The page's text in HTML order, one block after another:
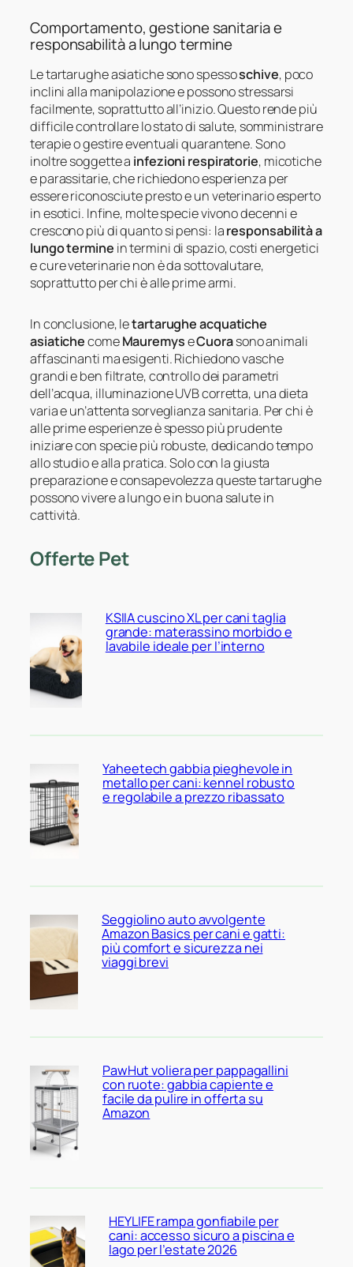
Comportamento, gestione sanitaria e
responsabilità a lungo termine
Le tartarughe asiatiche sono spessoschive, poco
inclini alla manipolazione e possono stressarsi
facilmente, soprattutto all’inizio. Questo rende più
difficile controllare lo stato di salute, somministrare
terapie o gestire eventuali quarantene. Sono
inoltre soggette a infezioni respiratorie, micotiche
e parassitarie, che richiedono esperienza per
essere riconosciute presto e un veterinario esperto
in esotici. Infine, molte specie vivono decenni e
crescono più di quanto si pensi: laresponsabilità a
lungo termine in termini di spazio, costi energetici
e cure veterinarie non è da sottovalutare,
soprattutto per chi è alle prime armi.
In conclusione, letartarughe acquatiche
asiatichecomeMauremyseCuorasono animali
affascinanti ma esigenti. Richiedono vasche
grandi e ben filtrate, controllo dei parametri
dell’acqua, illuminazione UVB corretta, una dieta
varia e un’attenta sorveglianza sanitaria. Per chi è
alle prime esperienze è spesso più prudente
iniziare con specie più robuste, dedicando tempo
allo studio e alla pratica. Solo con la giusta
preparazione e consapevolezza queste tartarughe
possono vivere a lungo e in buona salute in
cattività.
Offerte Pet
KSIIA cuscino XL per cani taglia
grande: materassino morbido e
lavabile ideale per l’interno
Yaheetech gabbia pieghevole in
metallo per cani: kennel robusto
e regolabile a prezzo ribassato
Seggiolino auto avvolgente
Amazon Basics per cani e gatti:
più comfort e sicurezza nei
viaggi brevi
PawHut voliera per pappagallini
con ruote: gabbia capiente e
facile da pulire in offerta su
Amazon
HEYLIFE rampa gonfiabile per
cani: accesso sicuro a piscina e
lago per l’estate 2026